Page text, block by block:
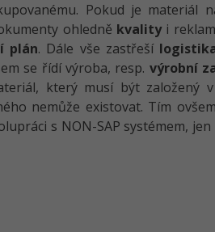
Pokud je materiál
ohledně kvalityi
plán. Dále vše zastřeší
se řídí výroba, resp. výrobní
který musí být založený
nemůže existovat. Tím
s NON-SAP systémem,